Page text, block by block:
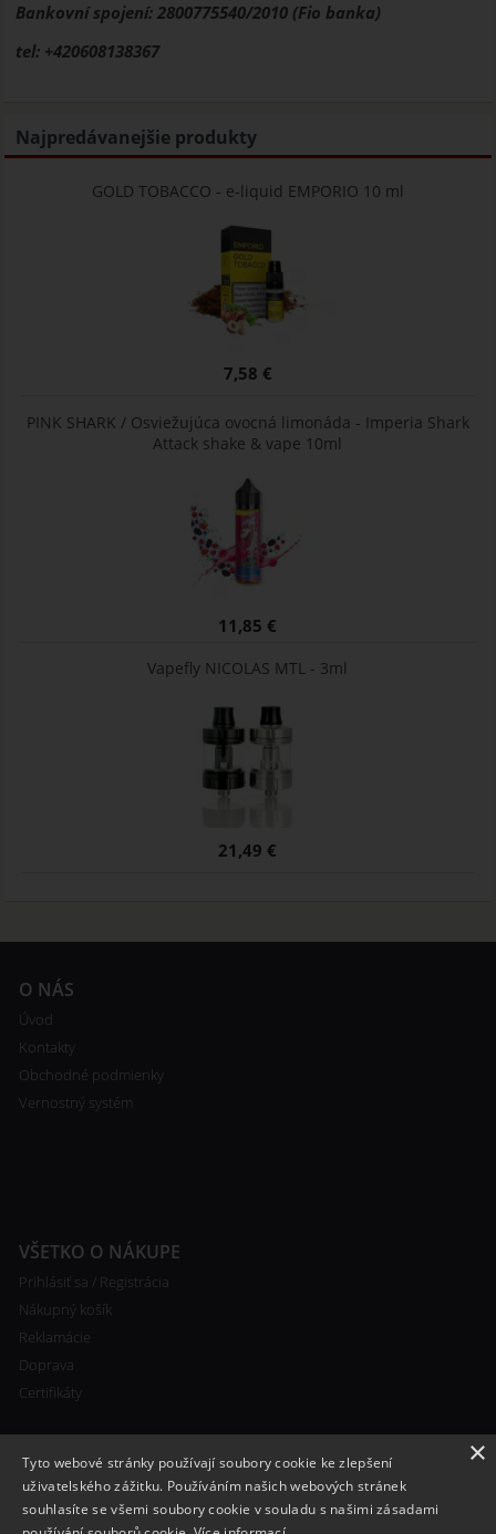
Bankovní spojení: 2800775540/2010 (Fio banka)
tel: +420608138367
Najpredávanejšie produkty
GOLD TOBACCO - e-liquid EMPORIO 10 ml
7,58 €
PINK SHARK / Osviežujúca ovocná limonáda - Imperia Shark
Attack shake & vape 10ml
11,85 €
Vapefly NICOLAS MTL - 3ml
21,49 €
O NÁS
Úvod
Kontakty
Obchodné podmienky
Vernostný systém
VŠETKO O NÁKUPE
Prihlásiť sa / Registrácia
Nákupný košík
Reklamácie
Doprava
Certifikáty
RYCHLÝ KONTAKT
×
Tyto webové stránky používají soubory cookie ke zlepšení
uživatelského zážitku. Používáním našich webových stránek
souhlasíte se všemi soubory cookie v souladu s našimi zásadami